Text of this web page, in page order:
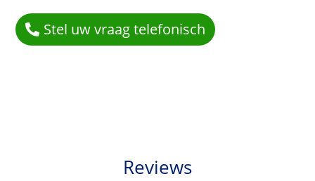
Stel uw vraag telefonisch
Reviews